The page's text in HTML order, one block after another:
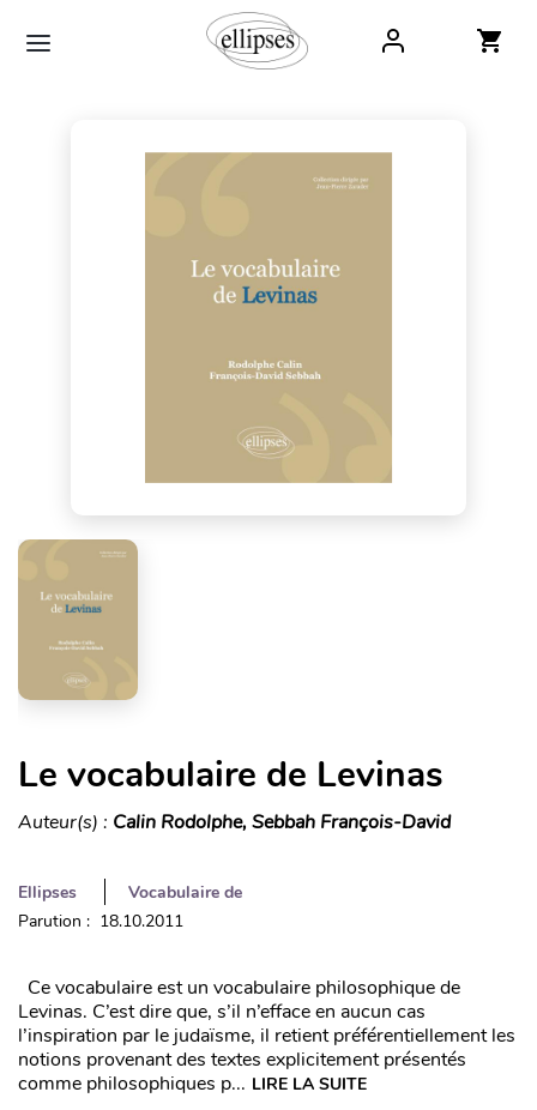
Le vocabulaire de Levinas
Auteur(s) : Calin Rodolphe, Sebbah François-David
Ellipses
Vocabulaire de
Parution : 18.10.2011
Ce vocabulaire est un vocabulaire philosophique de
Levinas. C’est dire que, s’il n’efface en aucun cas
l’inspiration par le judaïsme, il retient préférentiellement les
notions provenant des textes explicitement présentés
comme philosophiques p... LIRE LA SUITE